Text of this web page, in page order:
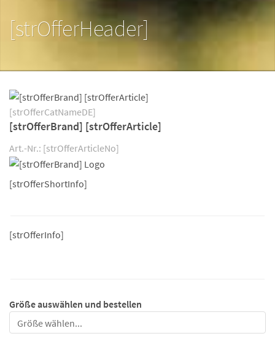
[strOfferHeader]
[strOfferCatNameDE]
[strOfferBrand] [strOfferArticle]
Art.-Nr.: [strOfferArticleNo]
[strOfferShortInfo]
[strOfferInfo]
Größe auswählen und bestellen
Größe